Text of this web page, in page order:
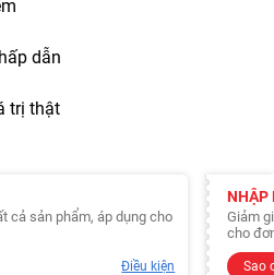
dẫn
trị thật
cả sản phẩm, áp dụng cho
Điều kiện
NHẬP
Giảm
cho
Sao